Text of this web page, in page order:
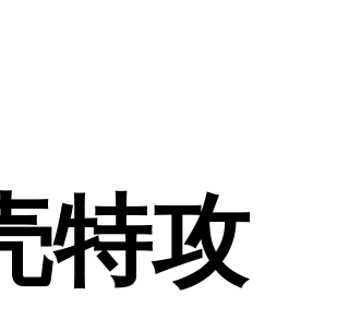
特攻